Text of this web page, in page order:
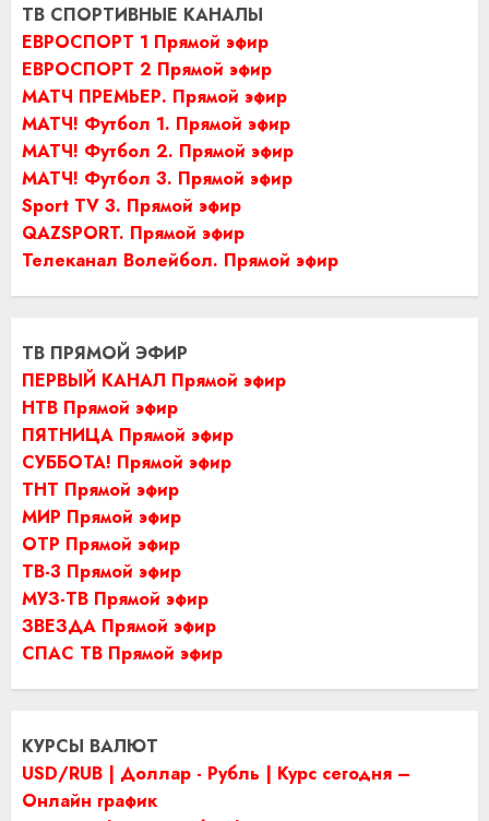
ТВ СПОРТИВНЫЕ КАНАЛЫ
ЕВРОСПОРТ 1 Прямой эфир
ЕВРОСПОРТ 2 Прямой эфир
МАТЧ ПРЕМЬЕР. Прямой эфир
МАТЧ! Футбол 1. Прямой эфир
МАТЧ! Футбол 2. Прямой эфир
МАТЧ! Футбол 3. Прямой эфир
Sport TV 3. Прямой эфир
QAZSPORT. Прямой эфир
Телеканал Волейбол. Прямой эфир
ТВ ПРЯМОЙ ЭФИР
ПЕРВЫЙ КАНАЛ Прямой эфир
НТВ Прямой эфир
ПЯТНИЦА Прямой эфир
СУББОТА! Прямой эфир
ТНТ Прямой эфир
МИР Прямой эфир
ОТР Прямой эфир
ТВ-3 Прямой эфир
МУЗ-ТВ Прямой эфир
ЗВЕЗДА Прямой эфир
СПАС ТВ Прямой эфир
КУРСЫ ВАЛЮТ
USD/RUB | Доллар - Рубль | Курс сегодня –
Онлайн график